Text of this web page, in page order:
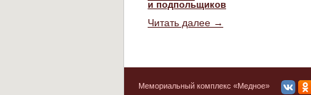
и подпольщиков
Читать далее →
Мемориальный комплекс «Медное»